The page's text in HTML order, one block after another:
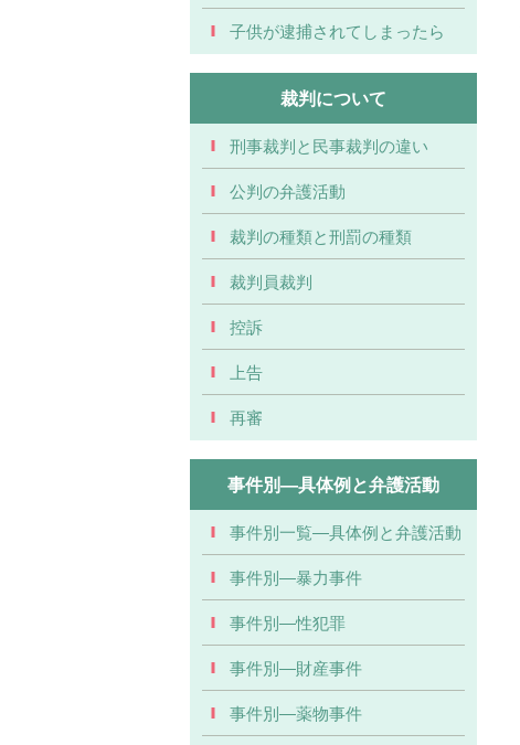
子供が逮捕されてしまったら
裁判について
刑事裁判と民事裁判の違い
公判の弁護活動
裁判の種類と刑罰の種類
裁判員裁判
控訴
上告
再審
事件別―具体例と弁護活動
事件別一覧―具体例と弁護活動
事件別―暴力事件
事件別―性犯罪
事件別―財産事件
事件別―薬物事件